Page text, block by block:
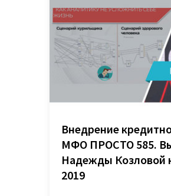
Внедрение
МФО ПРОСТО 585.
Надежды Козловой
2019